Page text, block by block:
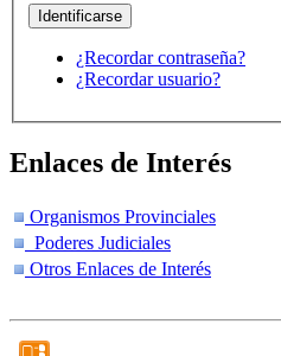
¿Recordar contraseña?
¿Recordar usuario?
Enlaces de Interés
Organismos Provinciales
Poderes Judiciales
Otros Enlaces de Interés